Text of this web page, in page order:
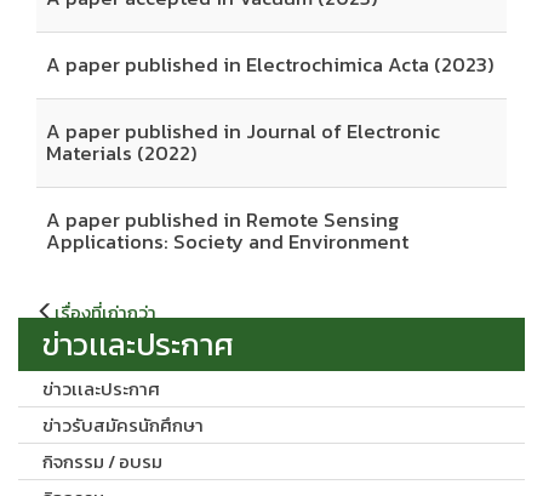
A paper published in Electrochimica Acta (2023)
A paper published in Journal of Electronic
Materials (2022)
A paper published in Remote Sensing
Applications: Society and Environment
แนะแนว
เรื่อง
เรื่องที่เก่ากว่า
ข่าวเเละประกาศ
ข่าวเเละประกาศ
ข่าวรับสมัครนักศึกษา
กิจกรรม / อบรม